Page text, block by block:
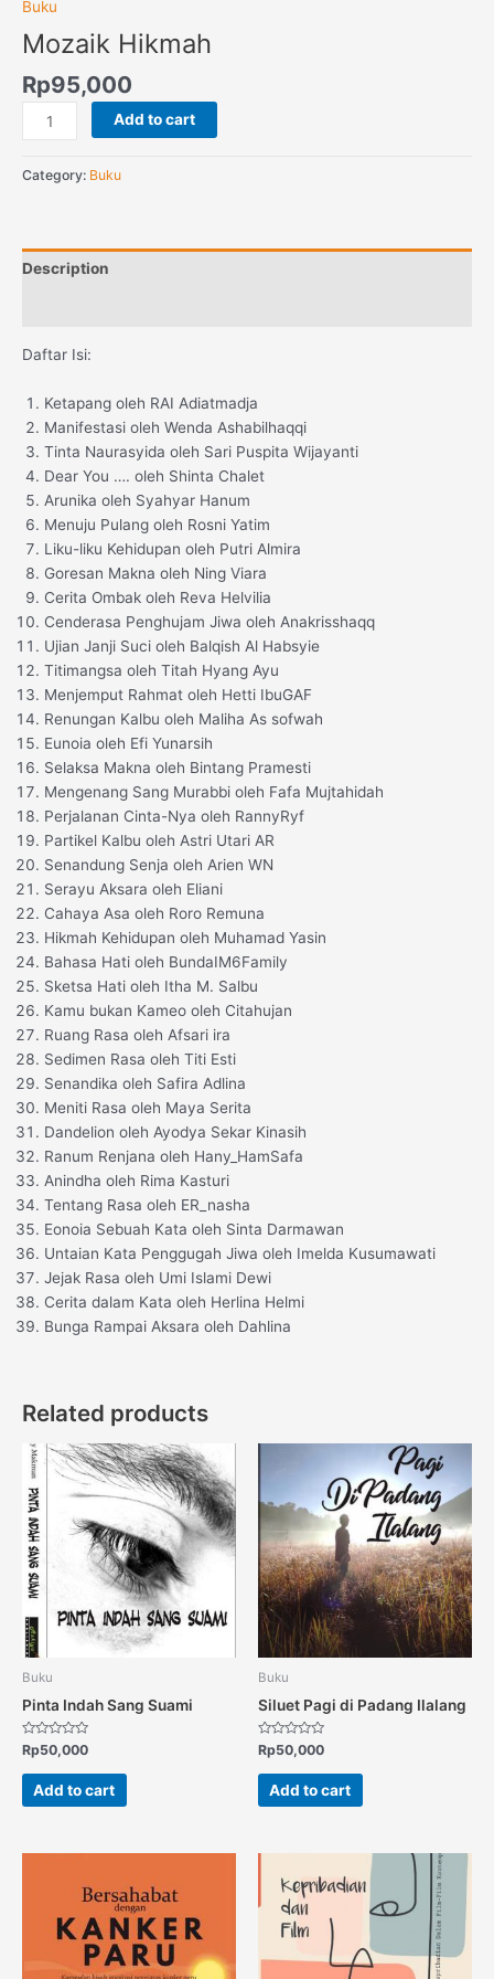
Buku
Mozaik Hikmah
Rp95,000
Add to cart
Category: Buku
Description
Daftar Isi:
Ketapang oleh RAI Adiatmadja
Manifestasi oleh Wenda Ashabilhaqqi
Tinta Naurasyida oleh Sari Puspita Wijayanti
Dear You …. oleh Shinta Chalet
Arunika oleh Syahyar Hanum
Menuju Pulang oleh Rosni Yatim
Liku-liku Kehidupan oleh Putri Almira
Goresan Makna oleh Ning Viara
Cerita Ombak oleh Reva Helvilia
Cenderasa Penghujam Jiwa oleh Anakrisshaqq
Ujian Janji Suci oleh Balqish Al Habsyie
Titimangsa oleh Titah Hyang Ayu
Menjemput Rahmat oleh Hetti IbuGAF
Renungan Kalbu oleh Maliha As sofwah
Eunoia oleh Efi Yunarsih
Selaksa Makna oleh Bintang Pramesti
Mengenang Sang Murabbi oleh Fafa Mujtahidah
Perjalanan Cinta-Nya oleh RannyRyf
Partikel Kalbu oleh Astri Utari AR
Senandung Senja oleh Arien WN
Serayu Aksara oleh Eliani
Cahaya Asa oleh Roro Remuna
Hikmah Kehidupan oleh Muhamad Yasin
Bahasa Hati oleh BundaIM6Family
Sketsa Hati oleh Itha M. Salbu
Kamu bukan Kameo oleh Citahujan
Ruang Rasa oleh Afsari ira
Sedimen Rasa oleh Titi Esti
Senandika oleh Safira Adlina
Meniti Rasa oleh Maya Serita
Dandelion oleh Ayodya Sekar Kinasih
Ranum Renjana oleh Hany_HamSafa
Anindha oleh Rima Kasturi
Tentang Rasa oleh ER_nasha
Eonoia Sebuah Kata oleh Sinta Darmawan
Untaian Kata Penggugah Jiwa oleh Imelda Kusumawati
Jejak Rasa oleh Umi Islami Dewi
Cerita dalam Kata oleh Herlina Helmi
Bunga Rampai Aksara oleh Dahlina
Related products
Buku
Pinta Indah Sang Suami
Rated
0
out
Rp50,000
Add to cart
Buku
Siluet Pagi di Padang Ilalang
Rated
0
out
Rp50,000
Add to cart